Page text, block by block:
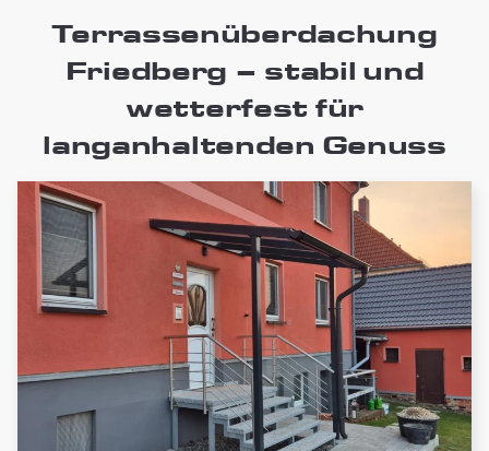
Terrassenüberdachung
Friedberg – stabil und
wetterfest für
langanhaltenden Genuss